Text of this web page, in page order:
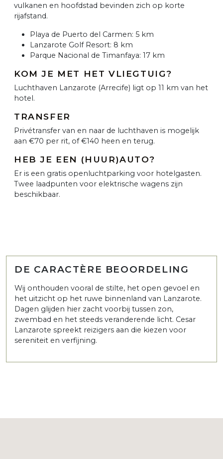
vulkanen en hoofdstad bevinden zich op korte
rijafstand.
Playa de Puerto del Carmen: 5 km
Lanzarote Golf Resort: 8 km
Parque Nacional de Timanfaya: 17 km
KOM JE MET HET VLIEGTUIG?
Luchthaven Lanzarote (Arrecife) ligt op 11 km van het
hotel.
TRANSFER
Privétransfer van en naar de luchthaven is mogelijk
aan €70 per rit, of €140 heen en terug.
HEB JE EEN (HUUR)AUTO?
Er is een gratis openluchtparking voor hotelgasten.
Twee laadpunten voor elektrische wagens zijn
beschikbaar.
DE CARACTÈRE BEOORDELING
Wij onthouden vooral de stilte, het open gevoel en
het uitzicht op het ruwe binnenland van Lanzarote.
Dagen glijden hier zacht voorbij tussen zon,
zwembad en het steeds veranderende licht. Cesar
Lanzarote spreekt reizigers aan die kiezen voor
sereniteit en verfijning.